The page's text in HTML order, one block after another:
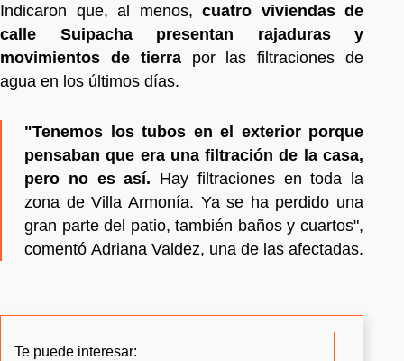
Indicaron que, al menos, cuatro viviendas de
calle Suipacha presentan rajaduras y
movimientos de tierra por las filtraciones de
agua en los últimos días.
"Tenemos los tubos en el exterior porque
pensaban que era una filtración de la casa,
pero no es así. Hay filtraciones en toda la
zona de Villa Armonía. Ya se ha perdido una
gran parte del patio, también baños y cuartos",
comentó Adriana Valdez, una de las afectadas.
Te puede interesar: